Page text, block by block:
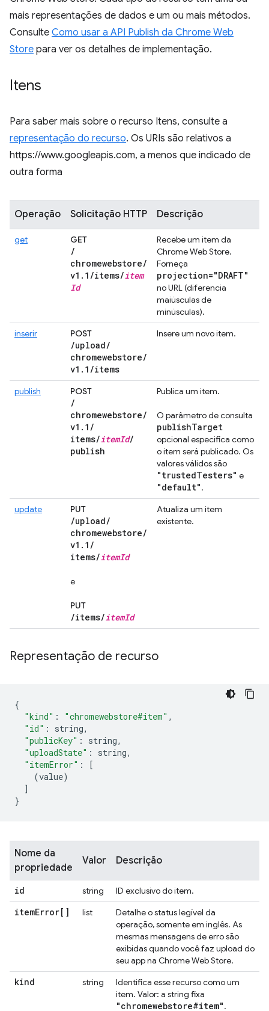
mais representações de dados e um ou mais métodos.
Consulte Como usar a API Publish da Chrome Web
Store para ver os detalhes de implementação.
Itens
Para saber mais sobre o recurso Itens, consulte a
representação do recurso. Os URIs são relativos a
https://www.googleapis.com, a menos que indicado de
outra forma
Operação Solicitação HTTP Descrição
get GET
/
chromewebstore/
v1 . 1 /items/item
Id
Recebe um item da
Chrome Web Store.
Forneça
projection="DRAFT"
no URL (diferencia
maiúsculas de
minúsculas).
inserir
POST
/upload/
chromewebstore/
v1 . 1 /items
Insere um novo item.
publish POST
/
chromewebstore/
v1 . 1 /
items/itemId/
publish
Publica um item.
O parâmetro de consulta
publishTarget
opcional especifica como
o item será publicado. Os
valores válidos são
"trustedTesters" e
"default".
update
PUT
/upload/
chromewebstore/
v1 . 1 /
items/itemId
e
PUT
/items/itemId
Atualiza um item
existente.
Representação de recurso
{
"kind" : "chromewebstore#item" ,
"id" : string,
"publicKey" : string,
"uploadState" : string,
"itemError" :
[
(value)
]
}
Nome da
propriedade
Valor Descrição
id string ID exclusivo do item.
itemError[] list
Detalhe o status legível da
operação, somente em inglês. As
mesmas mensagens de erro são
exibidas quando você faz upload do
seu app na Chrome Web Store.
kind string
Identifica esse recurso como um
item. Valor: a string fixa
"chromewebstore#item".